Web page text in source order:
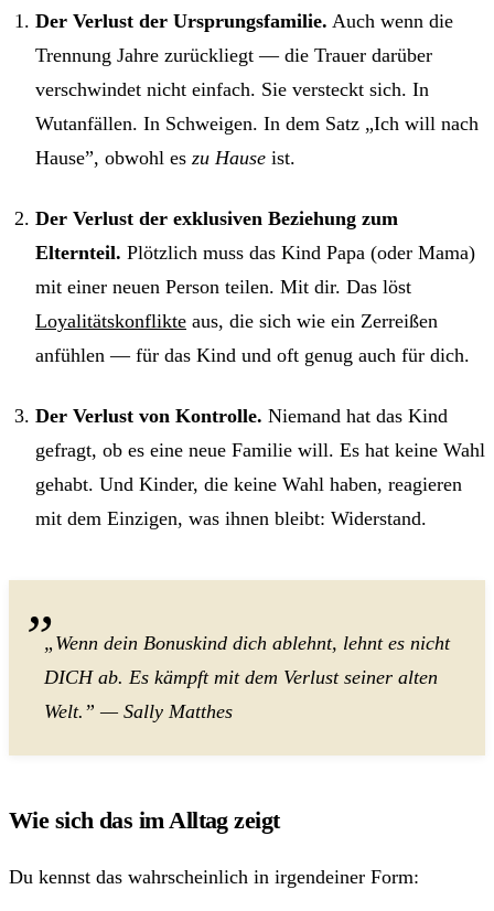
Der Verlust der Ursprungsfamilie. Auch wenn die
Trennung Jahre zurückliegt — die Trauer darüber
verschwindet nicht einfach. Sie versteckt sich. In
Wutanfällen. In Schweigen. In dem Satz „Ich will nach
Hause”, obwohl es zu Hause ist.
Der Verlust der exklusiven Beziehung zum
Elternteil. Plötzlich muss das Kind Papa (oder Mama)
mit einer neuen Person teilen. Mit dir. Das löst
Loyalitätskonflikte aus, die sich wie ein Zerreißen
anfühlen — für das Kind und oft genug auch für dich.
Der Verlust von Kontrolle. Niemand hat das Kind
gefragt, ob es eine neue Familie will. Es hat keine Wahl
gehabt. Und Kinder, die keine Wahl haben, reagieren
mit dem Einzigen, was ihnen bleibt: Widerstand.
„Wenn dein Bonuskind dich ablehnt, lehnt es nicht
DICH ab. Es kämpft mit dem Verlust seiner alten
Welt.” — Sally Matthes
Wie sich das im Alltag zeigt
Du kennst das wahrscheinlich in irgendeiner Form: